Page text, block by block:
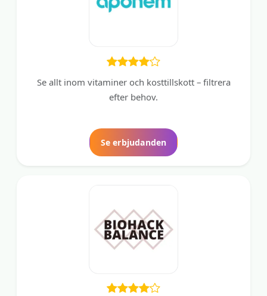
Se allt inom vitaminer och kosttillskott – filtrera
efter behov.
Se erbjudanden